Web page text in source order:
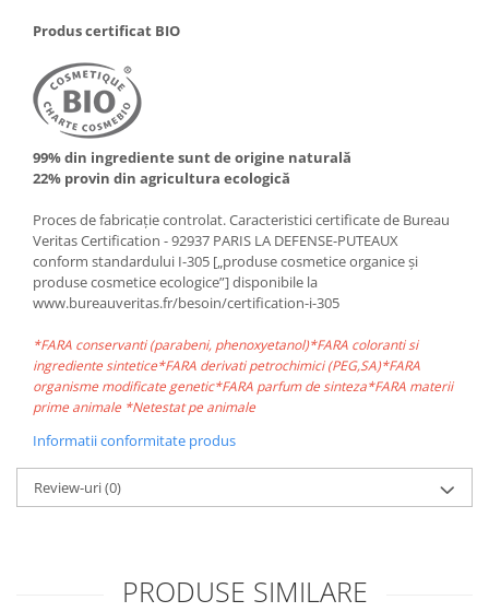
Produs certificat BIO
99% din ingrediente sunt de origine naturală
22% provin din agricultura ecologică
Proces de fabricație controlat. Caracteristici certificate de Bureau
Veritas Certification - 92937 PARIS LA DEFENSE-PUTEAUX
conform standardului I-305 [„produse cosmetice organice și
produse cosmetice ecologice”] disponibile la
www.bureauveritas.fr/besoin/certification-i-305
*FARA conservanti (parabeni, phenoxyetanol)*FARA coloranti si
ingrediente sintetice*FARA derivati petrochimici (PEG,SA)*FARA
organisme modificate genetic*FARA parfum de sinteza*FARA materii
prime animale *Netestat pe animale
Informatii conformitate produs
Review-uri(0)
PRODUSE SIMILARE